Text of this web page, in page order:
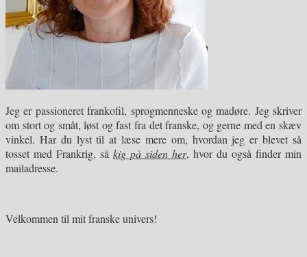
Jeg er passioneret frankofil, sprogmenneske og madøre. Jeg skriver
om stort og småt, løst og fast fra det franske, og gerne med en skæv
vinkel. Har du lyst til at læse mere om, hvordan jeg er blevet så
tosset med Frankrig, så kig på siden her, hvor du også finder min
mailadresse.
Velkommen til mit franske univers!